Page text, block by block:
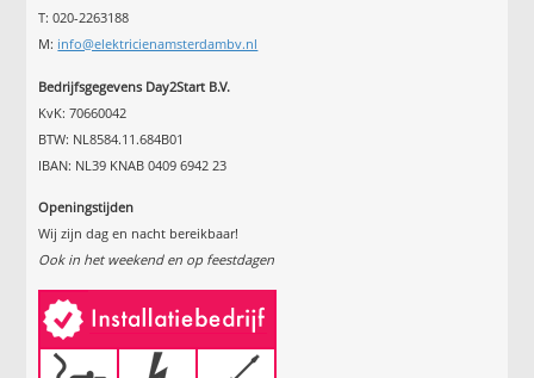
T: 020-2263188
M: info@elektricienamsterdambv.nl
Bedrijfsgegevens Day2Start B.V.
KvK: 70660042
BTW: NL8584.11.684B01
IBAN: NL39 KNAB 0409 6942 23
Openingstijden
Wij zijn dag en nacht bereikbaar!
Ook in het weekend en op feestdagen